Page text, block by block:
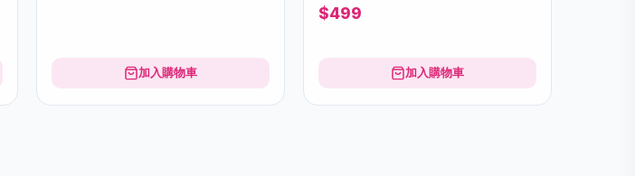
加入購物車
$499
加入購物車